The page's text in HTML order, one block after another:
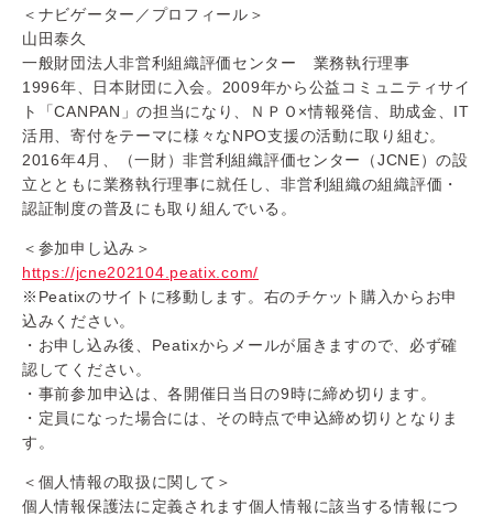
＜ナビゲーター／プロフィール＞
山田泰久
一般財団法人非営利組織評価センター 業務執行理事
1996年、日本財団に入会。2009年から公益コミュニティサイ
ト「CANPAN」の担当になり、ＮＰＯ×情報発信、助成金、IT
活用、寄付をテーマに様々なNPO支援の活動に取り組む。
2016年4月、（一財）非営利組織評価センター（JCNE）の設
立とともに業務執行理事に就任し、非営利組織の組織評価・
認証制度の普及にも取り組んでいる。
＜参加申し込み＞
https://jcne202104.peatix.com/
※Peatixのサイトに移動します。右のチケット購入からお申
込みください。
・お申し込み後、Peatixからメールが届きますので、必ず確
認してください。
・事前参加申込は、各開催日当日の9時に締め切ります。
・定員になった場合には、その時点で申込締め切りとなりま
す。
＜個人情報の取扱に関して＞
個人情報保護法に定義されます個人情報に該当する情報につ